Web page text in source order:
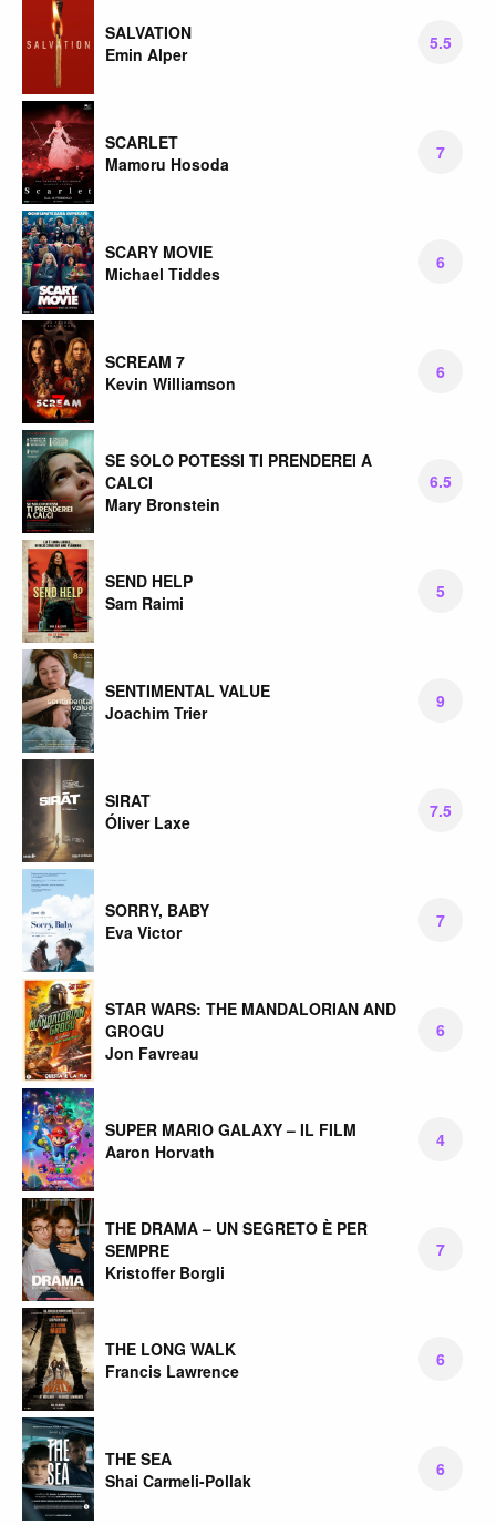
SALVATION
Emin Alper
5.5
SCARLET
Mamoru Hosoda
7
SCARY MOVIE
Michael Tiddes
6
SCREAM 7
Kevin Williamson
6
SE SOLO POTESSI TI PRENDEREI A
CALCI
Mary Bronstein
6.5
SEND HELP
Sam Raimi
5
SENTIMENTAL VALUE
Joachim Trier
9
SIRAT
Óliver Laxe
7.5
SORRY, BABY
Eva Victor
7
STAR WARS: THE MANDALORIAN AND
GROGU
Jon Favreau
6
SUPER MARIO GALAXY – IL FILM
Aaron Horvath
4
THE DRAMA – UN SEGRETO È PER
SEMPRE
Kristoffer Borgli
7
THE LONG WALK
Francis Lawrence
6
THE SEA
Shai Carmeli-Pollak
6